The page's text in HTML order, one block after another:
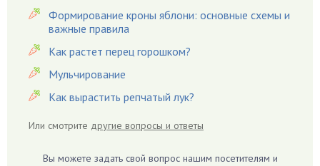
Вредители
Гардения
Гацания
Гвоздики
Георгины
Гиацинт
Формирование кроны яблони: основные схемы и
важные правила
Как растет перец горошком?
Мульчирование
Как вырастить репчатый лук?
Или смотрите другие вопросы и ответы
Вы можете задать свой вопрос нашим посетителям и